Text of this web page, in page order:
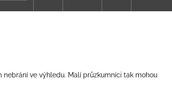
ve výhledu. Malí průzkumníci tak mohou